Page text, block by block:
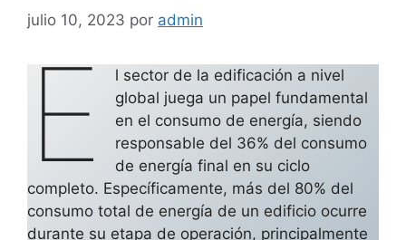
julio 10, 2023 por admin
E
l sector de la edificación a nivel
global juega un papel fundamental
en el consumo de energía, siendo
responsable del 36% del consumo
de energía final en su ciclo
completo. Específicamente, más del 80% del
consumo total de energía de un edificio ocurre
durante su etapa de operación, principalmente